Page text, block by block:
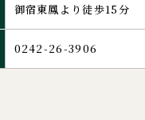
御宿東鳳より徒歩15分
0242-26-3906